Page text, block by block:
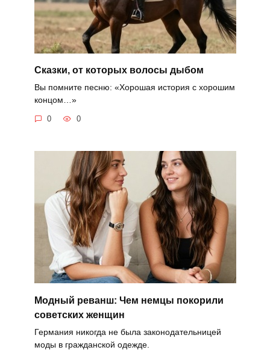
Сказки, от которых волосы дыбом
Вы помните песню: «Хорошая история с хорошим
концом…»
0 0
Модный реванш: Чем немцы покорили
советских женщин
Германия никогда не была законодательницей
моды в гражданской одежде.